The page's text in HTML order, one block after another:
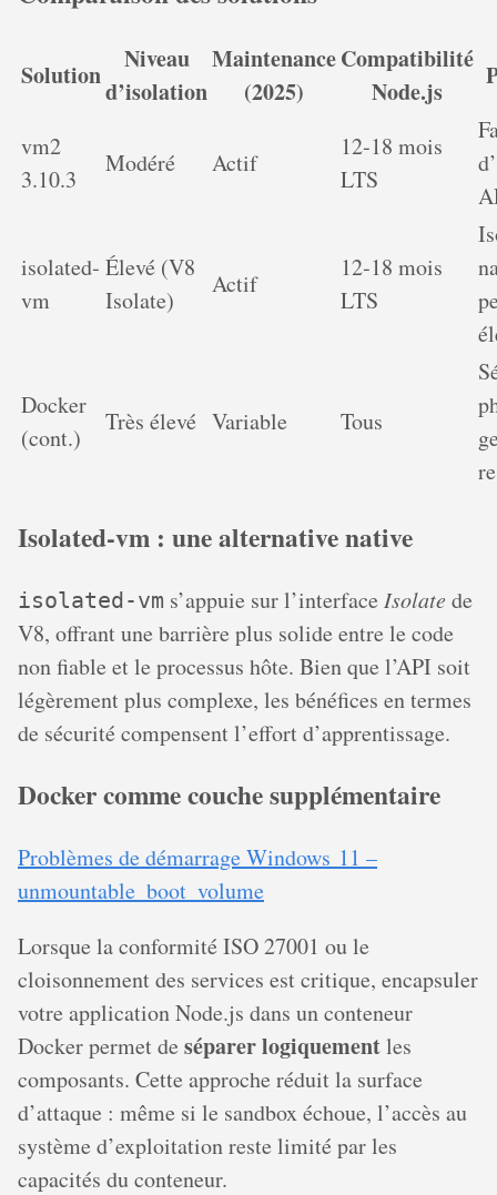
Solution
Niveau
d’isolation
Maintenance
(2025)
Compatibilité
Node.js
vm2
3.10.3
Modéré Actif
12‐18 mois
LTS
isolated‐
vm
Élevé (V8
Isolate)
Actif
12‐18 mois
LTS
Docker
(cont.)
Très élevé Variable Tous
Isolated‐vm : une alternative native
isolated‐vm s’appuie sur l’interface Isolate de
V8, offrant une barrière plus solide entre le code
non fiable et le processus hôte. Bien que l’API soit
légèrement plus complexe, les bénéfices en termes
de sécurité compensent l’effort d’apprentissage.
Docker comme couche supplémentaire
Problèmes de démarrage Windows 11 –
unmountable_boot_volume
Lorsque la conformité ISO 27001 ou le
cloisonnement des services est critique, encapsuler
votre application Node.js dans un conteneur
Docker permet de séparer logiquementles
composants. Cette approche réduit la surface
d’attaque : même si le sandbox échoue, l’accès au
système d’exploitation reste limité par les
capacités du conteneur.